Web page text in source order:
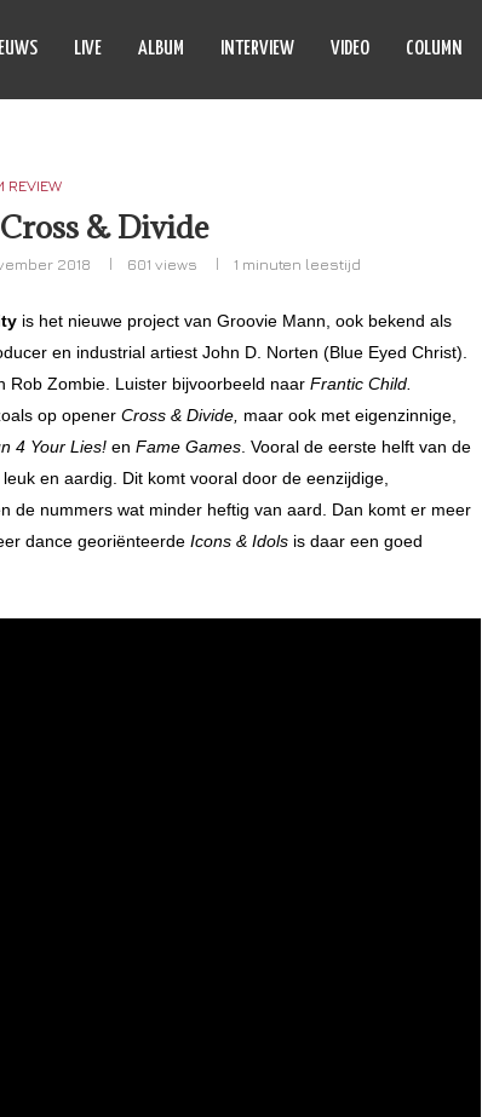
LIVE ALBUM INTERVIEW VIDEO COLUMN
REVIEW
& Divide
2018 601 views 1 minuten leestijd
is het nieuwe project van Groovie Mann, ook bekend als
en industrial artiest John D. Norten (Blue Eyed Christ).
Rob Zombie. Luister bijvoorbeeld naar Frantic Child.
op opener Cross & Divide, maar ook met eigenzinnige,
4 Your Lies! en Fame Games . Vooral de eerste helft van de
en aardig. Dit komt vooral door de eenzijdige,
de nummers wat minder heftig van aard. Dan komt er meer
dance georiënteerde Icons & Idols is daar een goed